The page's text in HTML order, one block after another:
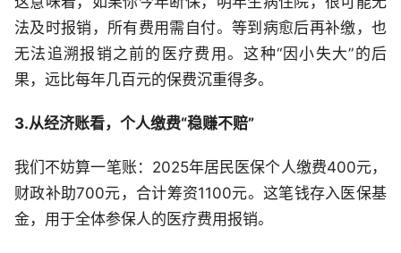
法及时报销，所有费用需自付。等到病愈后再补缴，也
无法追溯报销之前的医疗费用。这种“因小失大”的后
果，远比每年几百元的保费沉重得多。
3.从经济账看，个人缴费“稳赚不赔”
我们不妨算一笔账：2025年居民医保个人缴费400元，
财政补助700元，合计筹资1100元。这笔钱存入医保基
金，用于全体参保人的医疗费用报销。